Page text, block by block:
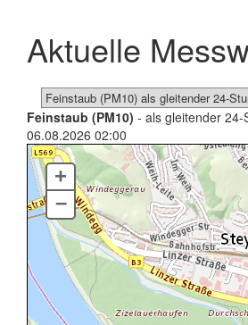
Aktuelle
Feinstaub (PM10) - als gleitender
06.08.2026 02:00
+
–